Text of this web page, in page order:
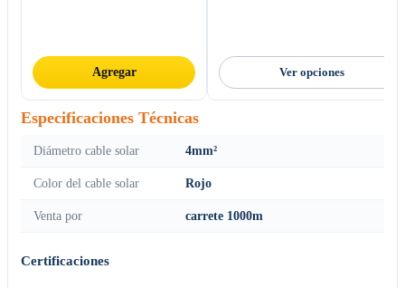
Agregar Ver opciones
Especificaciones Técnicas
Diámetro cable solar 4mm²
Color del cable solar Rojo
Venta por carrete 1000m
Certificaciones